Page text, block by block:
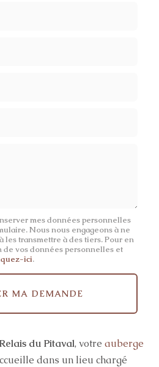
mes données personnelles
Nous nous engageons à ne
les transmettre à des tiers. Pour en
de vos données personnelles et
ici.
MA DEMANDE
du Pitaval, votre auberge
dans un lieu chargé